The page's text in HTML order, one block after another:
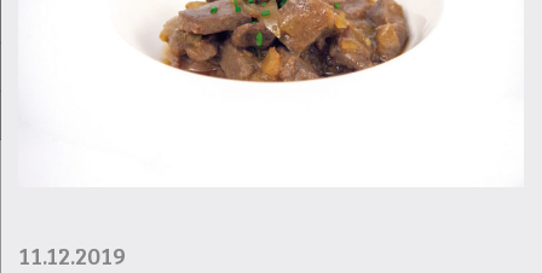
11.12.2019